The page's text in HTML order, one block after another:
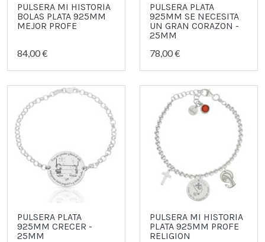
PULSERA MI HISTORIA
BOLAS PLATA 925MM
MEJOR PROFE
84,00 €
PULSERA PLATA
925MM SE NECESITA
UN GRAN CORAZON -
25MM
78,00 €
PULSERA PLATA
925MM CRECER -
25MM
PULSERA MI HISTORIA
PLATA 925MM PROFE
RELIGION